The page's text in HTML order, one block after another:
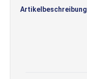
Artikelbeschreibung